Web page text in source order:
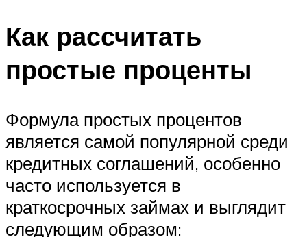
Как рассчитать
простые проценты
Формула простых процентов
является самой популярной среди
кредитных соглашений, особенно
часто используется в
краткосрочных займах и выглядит
следующим образом: